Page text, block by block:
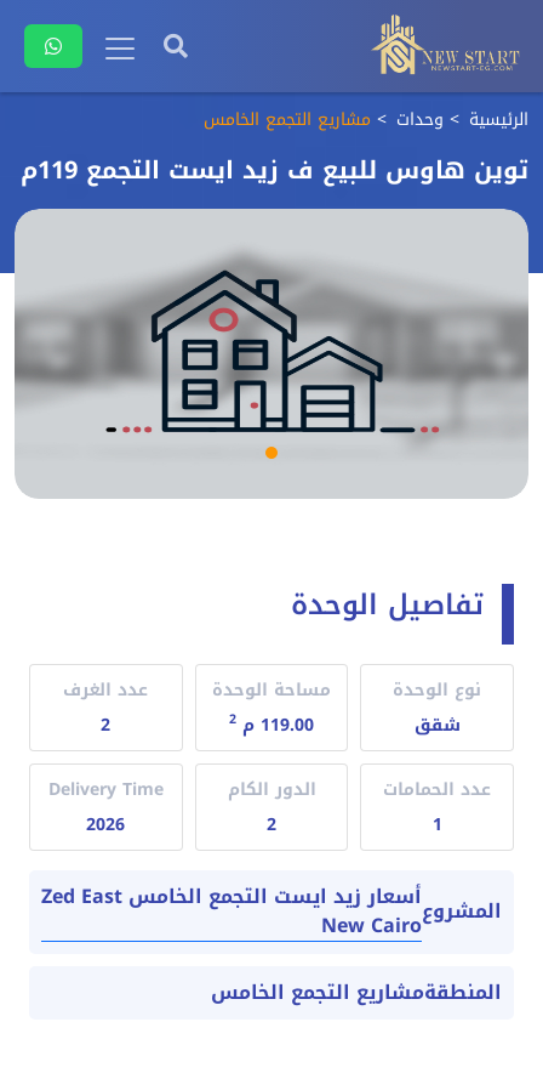
الرئيسية وحدات مشاريع التجمع الخامس
توين هاوس للبيع ف زيد ايست التجمع 119م
تفاصيل الوحدة
نوع الوحدة
شقق
مساحة الوحدة
119.00 م
2
عدد الغرف
2
عدد الحمامات
1
الدور الكام
2
Delivery Time
2026
المشروع أسعار زيد ايست التجمع الخامس Zed East
New Cairo
المنطقةمشاريع التجمع الخامس